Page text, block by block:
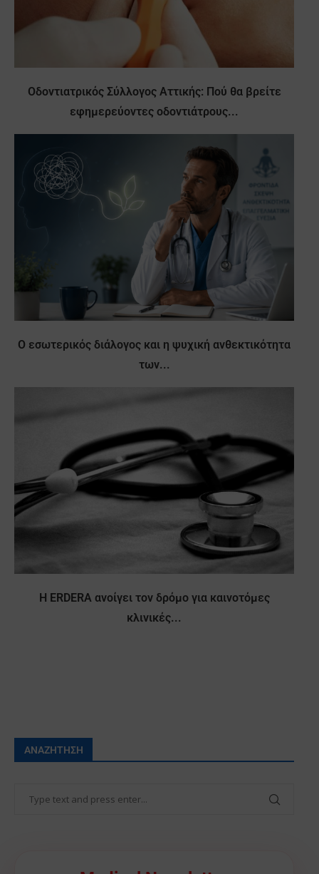
Οδοντιατρικός Σύλλογος Αττικής: Πού θα βρείτε
εφημερεύοντες οδοντιάτρους...
Ο εσωτερικός διάλογος και η ψυχική ανθεκτικότητα
των...
Η ERDERA ανοίγει τον δρόμο για καινοτόμες
κλινικές...
ΑΝΑΖΉΤΗΣΗ